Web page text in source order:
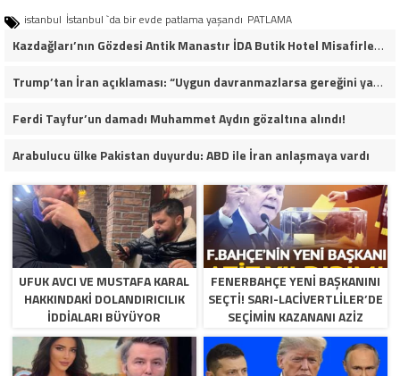
istanbul İstanbul `da bir evde patlama yaşandı PATLAMA
Kazdağları’nın Gözdesi Antik Manastır İDA Butik Hotel Misafirlerinden Tam Not Alıyor
Trump’tan İran açıklaması: “Uygun davranmazlarsa gereğini yaparım”
Ferdi Tayfur’un damadı Muhammet Aydın gözaltına alındı!
Arabulucu ülke Pakistan duyurdu: ABD ile İran anlaşmaya vardı
UFUK AVCI VE MUSTAFA KARAL
HAKKINDAKI DOLANDIRICILIK
İDDIALARI BÜYÜYOR
FENERBAHÇE YENI BAŞKANINI
SEÇTI! SARI-LACIVERTLILER’DE
SEÇIMIN KAZANANI AZIZ
YILDIRIM OLDU